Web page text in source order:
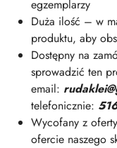
egzemplarzy
Duża ilość – w
produktu, aby
Dostępny na
sprowadzić ten
email:
telefonicznie:
Wycofany z
ofercie naszego